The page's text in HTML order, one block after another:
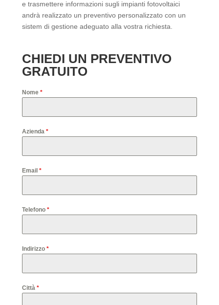
e trasmettere informazioni sugli impianti fotovoltaici
andrà realizzato un preventivo personalizzato con un
sistem di gestione adeguato alla vostra richiesta.
CHIEDI UN PREVENTIVO
GRATUITO
Nome *
Azienda *
Email *
Telefono *
Indirizzo *
Città *